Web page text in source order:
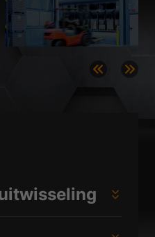
wordt standaard
media worden geaccepteerd, is